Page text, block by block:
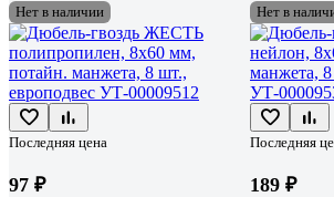
Нет в наличии
Последняя цена
97 ₽
Нет в
Последняя
189 ₽